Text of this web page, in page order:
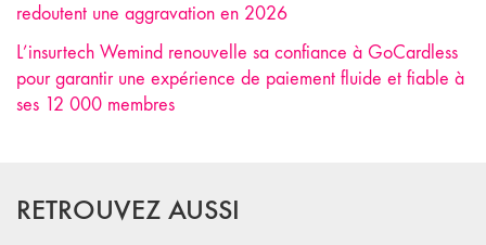
redoutent une aggravation en 2026
L’insurtech Wemind renouvelle sa confiance à GoCardless
pour garantir une expérience de paiement fluide et fiable à
ses 12 000 membres
RETROUVEZ AUSSI